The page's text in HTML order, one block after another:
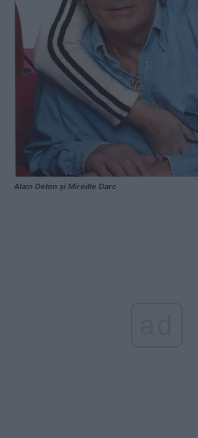
Alain Delon și Mireille Darc